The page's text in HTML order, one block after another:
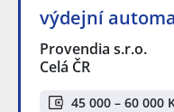
výdejní
Provendia s.r.o.
Celá ČR
45 000 – 60 000